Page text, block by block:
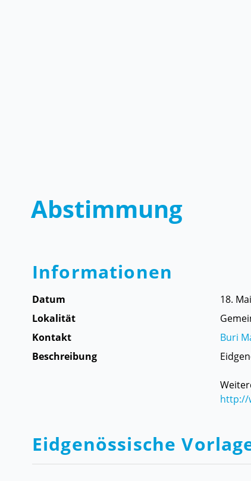
Abstimmung
Informationen
Datum
18.
Lokalität
Kontakt
Buri
Beschreibung
http://
Eidgenössische